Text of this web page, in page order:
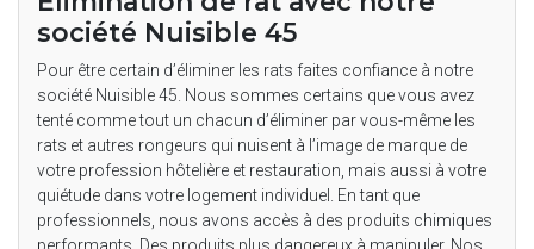
société Nuisible 45
Pour être certain d’éliminer les rats faites confiance à notre
société Nuisible 45. Nous sommes certains que vous avez
tenté comme tout un chacun d’éliminer par vous-même les
rats et autres rongeurs qui nuisent à l’image de marque de
votre profession hôtelière et restauration, mais aussi à votre
quiétude dans votre logement individuel. En tant que
professionnels, nous avons accès à des produits chimiques
performants. Des produits plus dangereux à manipuler. Nos